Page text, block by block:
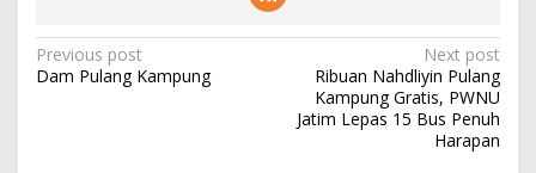
P
o
Previous post
Dam Pulang Kampung
Next post
Ribuan Nahdliyin Pulang
Kampung Gratis, PWNU
Jatim Lepas 15 Bus Penuh
Harapan